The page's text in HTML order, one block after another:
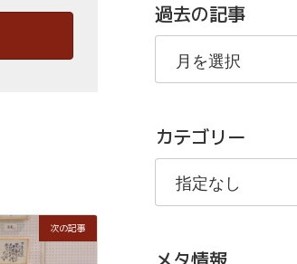
次の記事
過去の記事
過
の
事
カテゴリー